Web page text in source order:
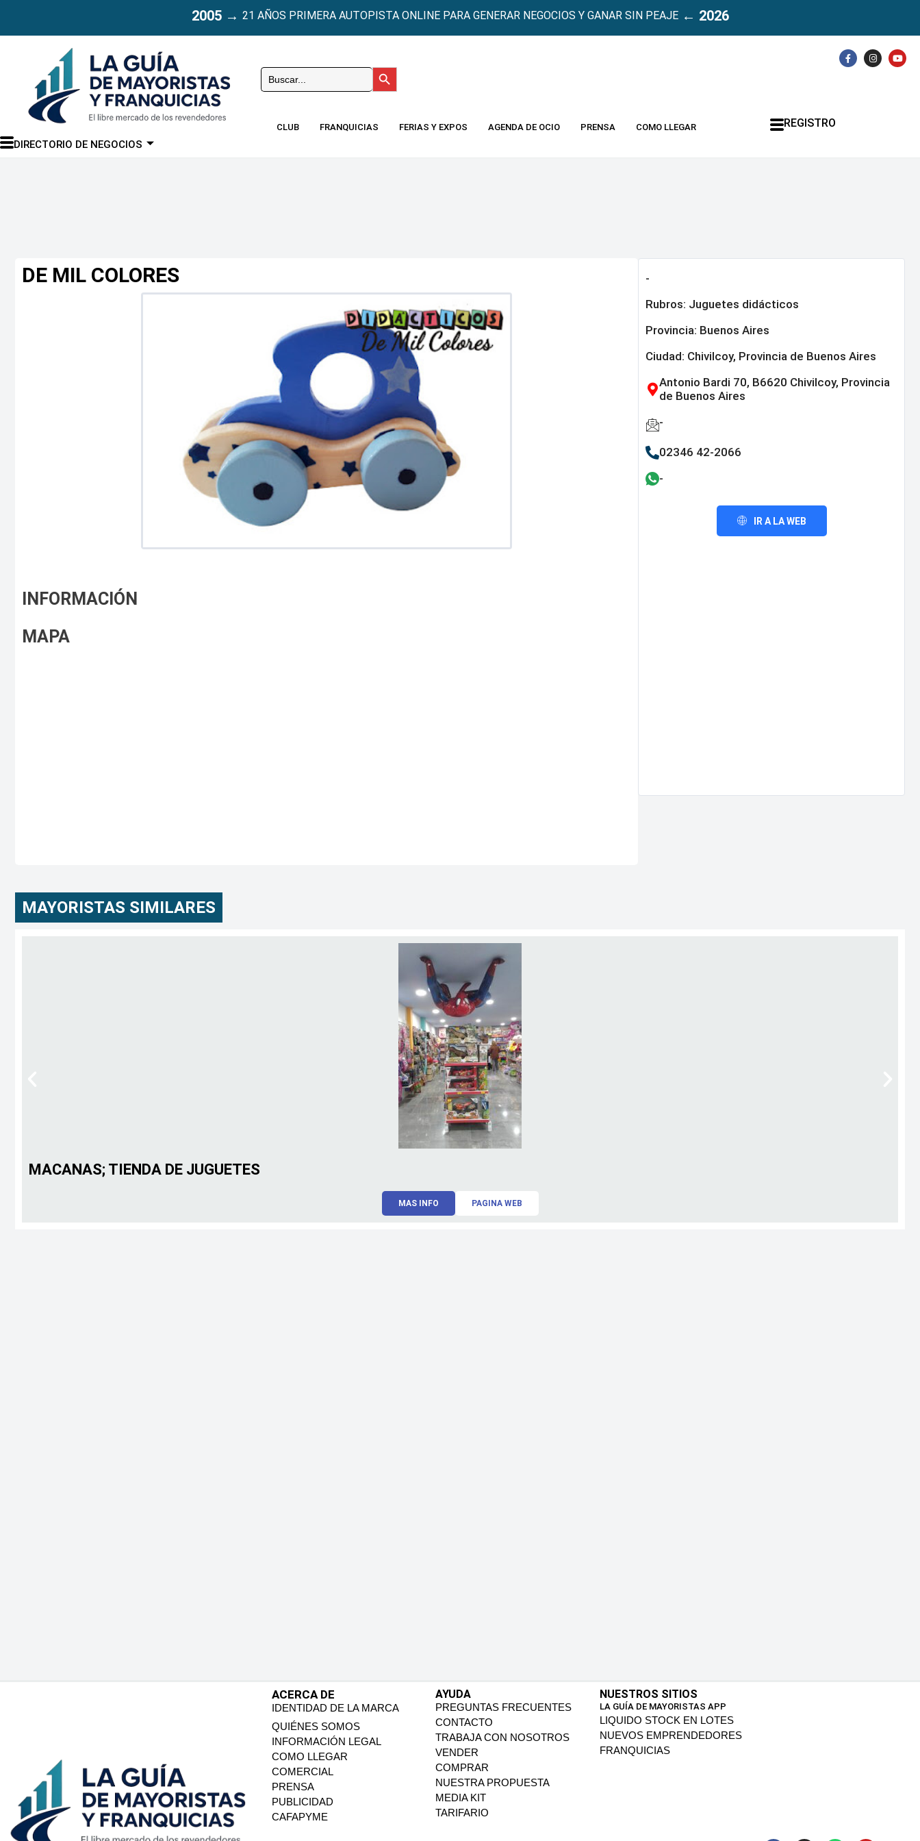
2005→ 21 AÑOS PRIMERA AUTOPISTA ONLINE PARA GENERAR NEGOCIOS Y GANAR SIN PEAJE← 2026
DIRECTORIO DE NEGOCIOS
Buscar: Botón de búsqueda
CLUB FRANQUICIAS FERIAS Y EXPOS AGENDA DE OCIO PRENSA COMO LLEGAR REGISTRO
DE MIL COLORES
INFORMACIÓN
MAPA
-
Rubros: Juguetes didácticos
Provincia: Buenos Aires
Ciudad: Chivilcoy, Provincia de Buenos Aires
Antonio Bardi 70, B6620 Chivilcoy, Provincia
de Buenos Aires
-
02346 42-2066
-
IR A LA WEB
MAYORISTAS SIMILARES
MACANAS; TIENDA DE JUGUETES
MAS INFO PAGINA WEB
ACERCA DE
IDENTIDAD DE LA MARCA
QUIÉNES SOMOS
INFORMACIÓN LEGAL
COMO LLEGAR
COMERCIAL
PRENSA
PUBLICIDAD
CAFAPYME
AYUDA
PREGUNTAS FRECUENTES
CONTACTO
TRABAJA CON NOSOTROS
VENDER
COMPRAR
NUESTRA PROPUESTA
MEDIA KIT
TARIFARIO
NUESTROS SITIOS
LA GUÍA DE MAYORISTAS APP
LIQUIDO STOCK EN LOTES
NUEVOS EMPRENDEDORES
FRANQUICIAS